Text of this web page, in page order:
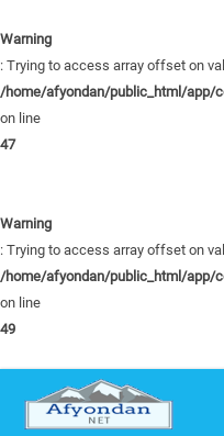
Warning
: Trying to access array offset on
/home/afyondan/public_html/app/
on line
47
Warning
: Trying to access array offset on
/home/afyondan/public_html/app/
on line
49